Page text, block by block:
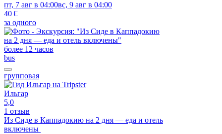
пт, 7 авг в 04:00вс, 9 авг в 04:00
40 €
за одного
более 12 часов
bus
групповая
Ильгар
5,0
1 отзыв
Из Сиде в Каппадокию на 2 дня — еда и отель
включены